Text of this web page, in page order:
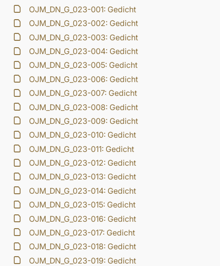
OJM_DN_G_023-001: Gedicht
OJM_DN_G_023-002: Gedicht
OJM_DN_G_023-003: Gedicht
OJM_DN_G_023-004: Gedicht
OJM_DN_G_023-005: Gedicht
OJM_DN_G_023-006: Gedicht
OJM_DN_G_023-007: Gedicht
OJM_DN_G_023-008: Gedicht
OJM_DN_G_023-009: Gedicht
OJM_DN_G_023-010: Gedicht
OJM_DN_G_023-011: Gedicht
OJM_DN_G_023-012: Gedicht
OJM_DN_G_023-013: Gedicht
OJM_DN_G_023-014: Gedicht
OJM_DN_G_023-015: Gedicht
OJM_DN_G_023-016: Gedicht
OJM_DN_G_023-017: Gedicht
OJM_DN_G_023-018: Gedicht
OJM_DN_G_023-019: Gedicht